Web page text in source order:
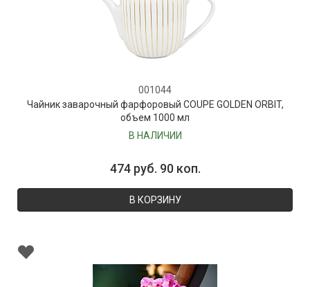
001044
Чайник заварочный фарфоровый COUPE GOLDEN ORBIT,
объем 1000 мл
В НАЛИЧИИ
474 руб. 90 коп.
В КОРЗИНУ